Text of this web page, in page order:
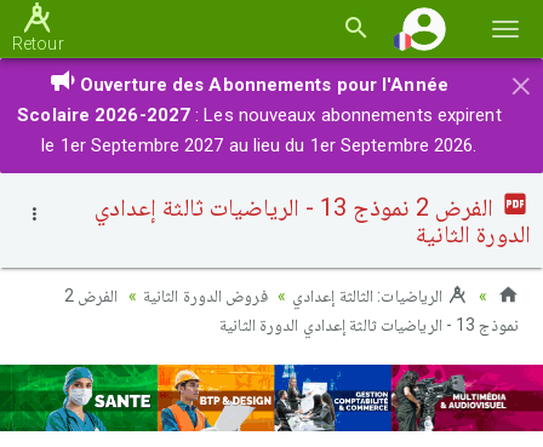
la
Retour
×
Ouverture des Abonnements pour l'Année
Scolaire 2026-2027 : Les nouveaux abonnements expirent
le 1er Septembre 2027 au lieu du 1er Septembre 2026.
الفرض 2 نموذج 13 - الرياضيات ثالثة إعدادي
الدورة الثانية
الرياضيات: الثالثة إعدادي فروض الدورة الثانية
الفرض 2
نموذج 13 - الرياضيات ثالثة إعدادي الدورة الثانية